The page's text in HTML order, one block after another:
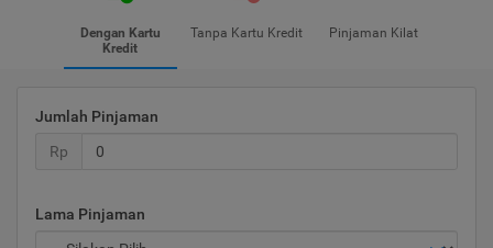
Dengan Kartu
Kredit
Tanpa Kartu Kredit Pinjaman Kilat
Jumlah Pinjaman
Rp
Lama Pinjaman